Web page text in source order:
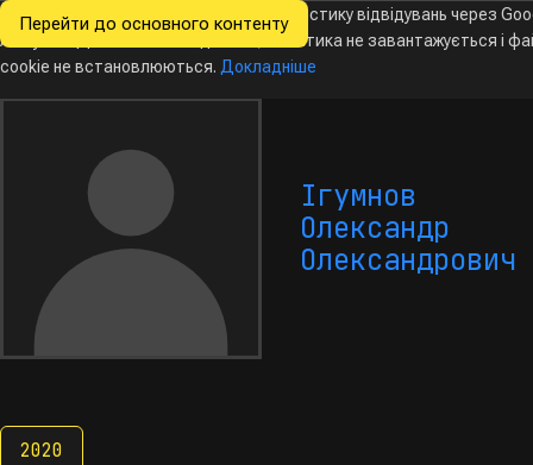
Перейти до основного контенту
Всеукраїнські
з інформатики
НовиниОлімпіадиКалендарБаза даних
Ігумнов
Олександр
Олександрович
2020
Ми хочемо збирати знеособлену статистику відвідувань через
Analytics. Доки ви не погодитесь, аналітика не завантажується і
cookie не встановлюються. Докладніше